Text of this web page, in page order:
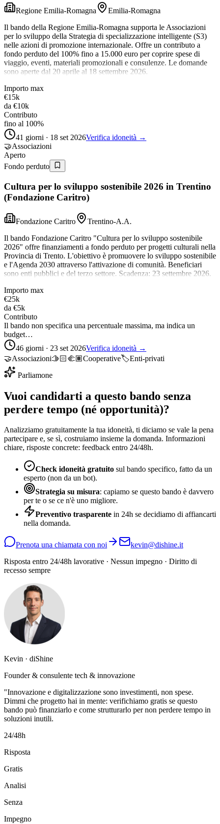
Regione Emilia-Romagna
Emilia-Romagna
Il bando della Regione Emilia-Romagna supporta le Associazioni
per lo sviluppo della Strategia di specializzazione intelligente (S3)
nelle azioni di promozione internazionale. Offre un contributo a
fondo perduto del 100% fino a 15.000 euro per coprire spese di
viaggio, eventi, materiali promozionali e consulenze. Le domande
sono aperte dal 20 aprile al 18 settembre 2026.
Importo max
€15k
da €10k
Contributo
fino al 100%
41 giorni · 18 set 2026Verifica idoneità →
🤝Associazioni
Aperto
Fondo perduto
Cultura per lo sviluppo sostenibile 2026 in Trentino
(Fondazione Caritro)
Fondazione Caritro
Trentino-A.A.
Il bando Fondazione Caritro "Cultura per lo sviluppo sostenibile
2026" offre finanziamenti a fondo perduto per progetti culturali nella
Provincia di Trento. L'obiettivo è promuovere lo sviluppo sostenibile
e l'Agenda 2030 attraverso l'attivazione di comunità. Beneficiari
sono enti pubblici e del terzo settore. Scadenza: 23 settembre 2026.
Importo max
€25k
da €5k
Contributo
Il bando non specifica una percentuale massima, ma indica un
budget…
46 giorni · 23 set 2026Verifica idoneità →
🤝Associazioni🫱🏻‍🫲🏽Cooperative🏷️Enti-privati
Parliamone
Vuoi candidarti a questo bando senza
perdere tempo (né opportunità)?
Analizziamo gratuitamente la tua idoneità, ti diciamo se vale la pena
partecipare e, se sì, costruiamo insieme la domanda. Informazioni
chiare, risposte concrete: feedback entro 24/48h.
Check idoneità gratuito sul bando specifico, fatto da un
esperto (non da un bot).
Strategia su misura: capiamo se questo bando è davvero
per te o se ce n'è uno migliore.
Preventivo trasparente in 24h se decidiamo di affiancarti
nella domanda.
Prenota una chiamata con noi
kevin@dishine.it
Risposta entro 24/48h lavorative · Nessun impegno · Diritto di
recesso sempre
Kevin · diShine
Founder & consulente tech & innovazione
"Innovazione e digitalizzazione sono investimenti, non spese.
Dimmi che progetto hai in mente: verifichiamo gratis se questo
bando può finanziarlo e come strutturarlo per non perdere tempo in
soluzioni inutili.
24/48h
Risposta
Gratis
Analisi
Senza
Impegno